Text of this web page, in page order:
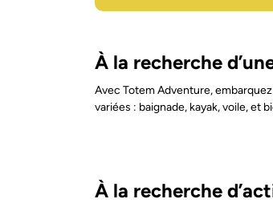
À la recherche
Avec Totem Adventure,
variées : baignade, kayak, voile, et
À la recherche